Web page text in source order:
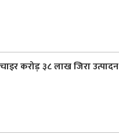
चाइर करोड़ ३८ लाख जिरा उत्पादन